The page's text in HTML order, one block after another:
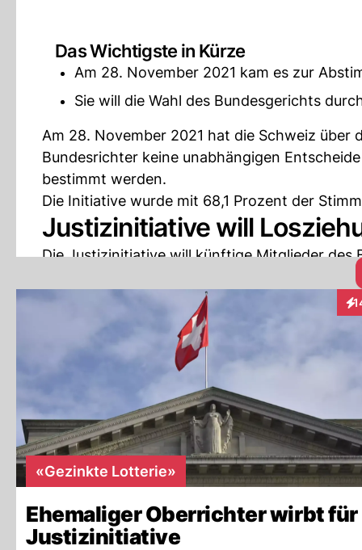
Das Wichtigste in Kürze
Am 28. November 2021 kam es zur
Sie will die Wahl des Bundesgerichts
Am 28. November 2021 hat die Schweiz
Bundesrichter keine unabhängigen
bestimmt werden.
Die Initiative wurde mit 68,1 Prozent der
Justizinitiative will
Die Justizinitiative will künftige Mitglieder des
Somit würden auch keine Wiederwahlen,
«Gezinkte Lotterie»
Ehemaliger Oberrichter wirbt für
Justizinitiative